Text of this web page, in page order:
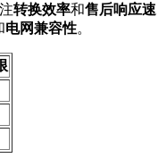
转换效率和售后响应速
电网兼容性。